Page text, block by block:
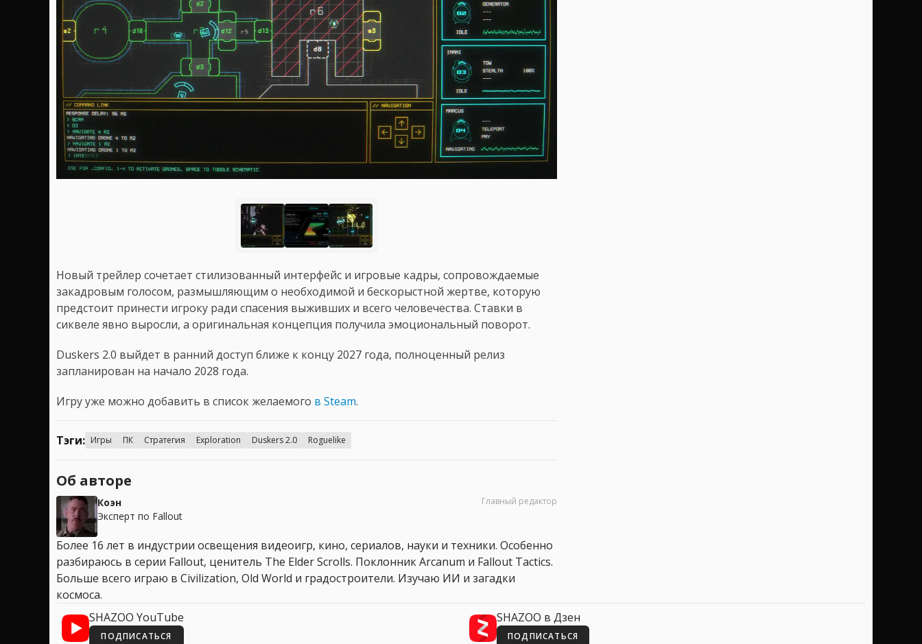
Новый трейлер сочетает стилизованный интерфейс и игровые кадры, сопровождаемые
закадровым голосом, размышляющим о необходимой и бескорыстной жертве, которую
предстоит принести игроку ради спасения выживших и всего человечества. Ставки в
сиквеле явно выросли, а оригинальная концепция получила эмоциональный поворот.
Duskers 2.0 выйдет в ранний доступ ближе к концу 2027 года, полноценный релиз
запланирован на начало 2028 года.
Игру уже можно добавить в список желаемого в Steam.
Тэги: Игры ПК Стратегия Exploration Duskers 2.0 Roguelike
Об авторе
Коэн
Эксперт по Fallout
Главный редактор
Более 16 лет в индустрии освещения видеоигр, кино, сериалов, науки и техники. Особенно
разбираюсь в серии Fallout, ценитель The Elder Scrolls. Поклонник Arcanum и Fallout Tactics.
Больше всего играю в Civilization, Old World и градостроители. Изучаю ИИ и загадки
космоса.
SHAZOO YouTube
ПОДПИСАТЬСЯ
SHAZOO в Дзен
ПОДПИСАТЬСЯ